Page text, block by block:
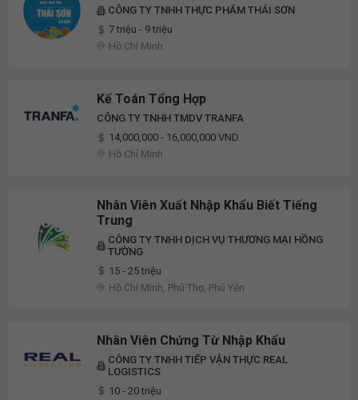
CÔNG TY TNHH THỰC PHẨM THÁI SƠN
7 triệu - 9 triệu
Hồ Chí Minh
Kế Toán Tổng Hợp
CÔNG TY TNHH TMDV TRANFA
14,000,000 - 16,000,000 VND
Hồ Chí Minh
Nhân Viên Xuất Nhập Khẩu Biết Tiếng
Trung
CÔNG TY TNHH DỊCH VỤ THƯƠNG MẠI HỒNG
TƯỜNG
15 - 25 triệu
Hồ Chí Minh, Phú Thọ, Phú Yên
Nhân Viên Chứng Từ Nhập Khẩu
CÔNG TY TNHH TIẾP VẬN THỰC REAL
LOGISTICS
10 - 20 triệu